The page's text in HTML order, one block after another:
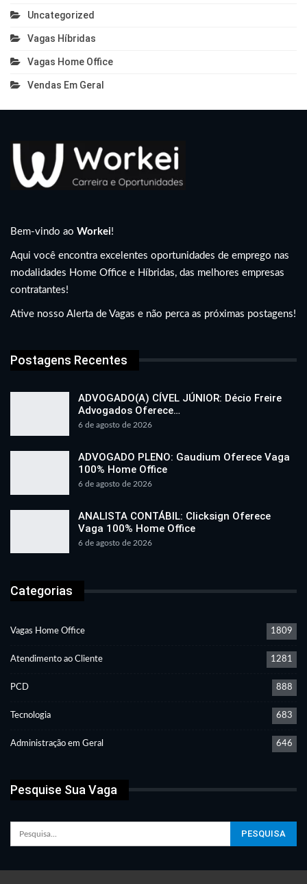
Uncategorized
Vagas Híbridas
Vagas Home Office
Vendas Em Geral
Bem-vindo ao Workei!
Aqui você encontra excelentes oportunidades de emprego nas
modalidades Home Office e Híbridas, das melhores empresas
contratantes!
Ative nosso Alerta de Vagas e não perca as próximas postagens!
Postagens Recentes
ADVOGADO(A) CÍVEL JÚNIOR: Décio Freire
Advogados Oferece…
6 de agosto de 2026
ADVOGADO PLENO: Gaudium Oferece Vaga
100% Home Office
6 de agosto de 2026
ANALISTA CONTÁBIL: Clicksign Oferece
Vaga 100% Home Office
6 de agosto de 2026
Categorias
Vagas Home Office 1809
Atendimento ao Cliente 1281
PCD 888
Tecnologia 683
Administração em Geral 646
Pesquise Sua Vaga